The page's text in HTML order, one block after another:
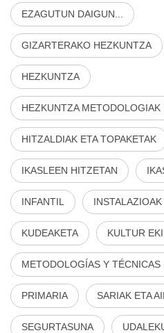
EZAGUTUN DAIGUN...
GIZARTERAKO HEZKUNTZA
HEZKUNTZA
HEZKUNTZA METODOLOGIAK
HITZALDIAK ETA TOPAKETAK
IKASLEEN HITZETAN
INFANTIL INSTALAZIOAK
KUDEAKETA KULTUR
METODOLOGÍAS Y TÉCNICAS
PRIMARIA SARIAK ETA
SEGURTASUNA